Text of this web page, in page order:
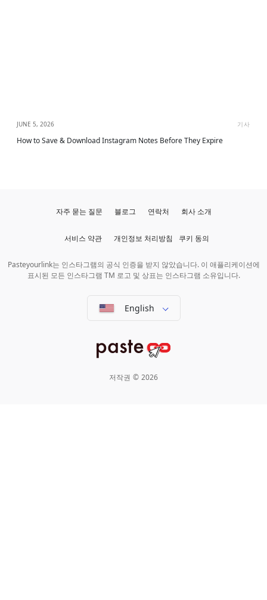
JUNE 5, 2026 기사
How to Save & Download Instagram Notes Before They Expire
English
저작권 © 2026
Pasteyourlink는 인스타그램의 공식 인증을 받지 않았습니다. 이 애플리케이션에
표시된 모든 인스타그램 TM 로고 및 상표는 인스타그램 소유입니다.
자주 묻는 질문 블로그 연락처 회사 소개
서비스 약관 개인정보 처리방침 쿠키 동의